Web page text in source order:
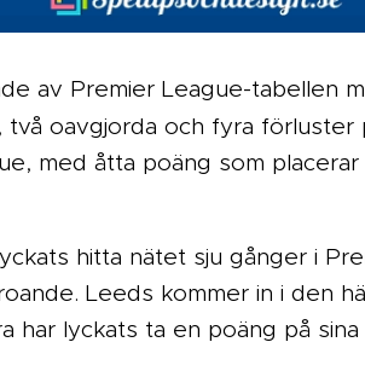
av Premier League-tabellen
två oavgjorda och fyra förluster
med åtta poäng som
hitta nätet sju gånger i
Leeds kommer in i den
har lyckats ta en poäng på